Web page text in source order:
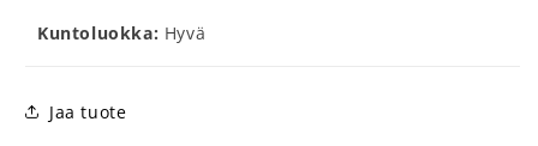
Kuntoluokka: Hyvä
Jaa tuote